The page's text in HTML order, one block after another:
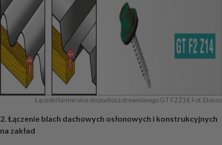
Łączniki farmerskie do podłoża drewnianego GT F2 Z14. Fot. Etanco
2. Łączenie blach dachowych osłonowych i konstrukcyjnych
na zakład